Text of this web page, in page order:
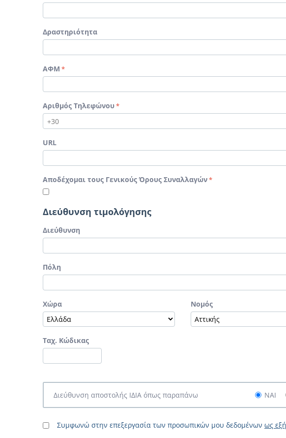
Δραστηριότητα
ΑΦΜ
Αριθμός Τηλεφώνου
URL
Αποδέχομαι τους Γενικούς Όρους Συναλλαγών
Διεύθυνση τιμολόγησης
Διεύθυνση
Πόλη
Χώρα Νομός
Tαχ. Kώδικας
Διεύθυνση αποστολής ΙΔΙΑ όπως παραπάνω NAI
Συμφωνώ στην επεξεργασία των προσωπικών μου δεδομένων ως